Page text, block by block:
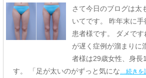
さて今日のブログは太
いてです。 昨年末に
患者様です。 ダメで
が遅く症例が溜まりに
者様は29歳女性、身
す。 「足が太いのがずっと気にな…続きを